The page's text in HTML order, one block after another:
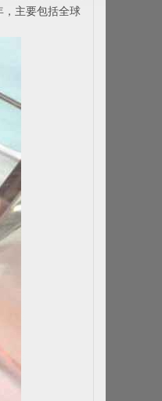
，主要包括全球